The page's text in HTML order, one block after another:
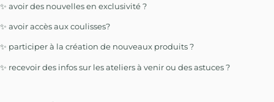
✨ avoir des nouvelles en exclusivité ?
✨ avoir accès aux coulisses?
✨ participer à la création de nouveaux produits ?
✨ recevoir des infos sur les ateliers à venir ou des astuces ?